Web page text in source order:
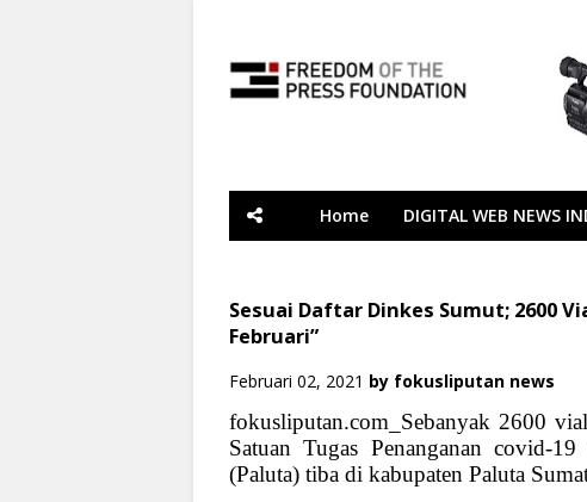
Home DIGITAL WEB NEWS
Sesuai Daftar Dinkes Sumut; 2600
Februari”
Februari 02, 2021 by fokusliputan news
fokusliputan.com_Sebanyak 2600
Satuan Tugas Penanganan covid-
(Paluta) tiba di kabupaten Paluta